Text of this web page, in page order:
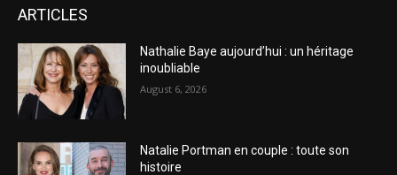
ARTICLES
Nathalie Baye aujourd’hui : un héritage
inoubliable
August 6, 2026
Natalie Portman en couple : toute son
histoire